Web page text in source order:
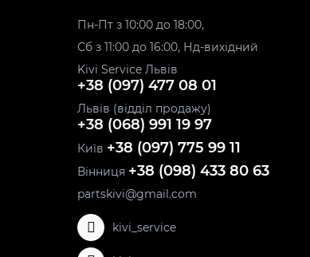
Пн-Пт з 10:00 до 18:00,
Сб з 11:00 до 16:00, Нд-вихідний
Kivi Service Львів
+38 (097) 477 08 01
Львів (відділ продажу)
+38 (068) 991 19 97
Київ +38 (097) 775 99 11
Вінниця +38 (098) 433 80 63
partskivi@gmail.com
kivi_service